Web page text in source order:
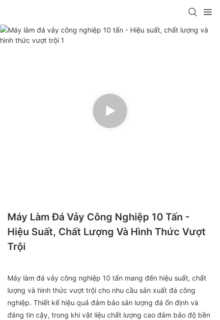
Máy Làm Đá Vảy Công Nghiệp 10 Tấn -
Hiệu Suất, Chất Lượng Và Hình Thức Vượt
Trội
Máy làm đá vảy công nghiệp 10 tấn mang đến hiệu suất, chất
lượng và hình thức vượt trội cho nhu cầu sản xuất đá công
nghiệp. Thiết kế hiệu quả đảm bảo sản lượng đá ổn định và
đáng tin cậy, trong khi vật liệu chất lượng cao đảm bảo độ bền